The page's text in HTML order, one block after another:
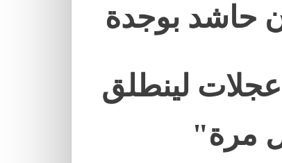
حاشد بوجدة
لينطلق
مرة"